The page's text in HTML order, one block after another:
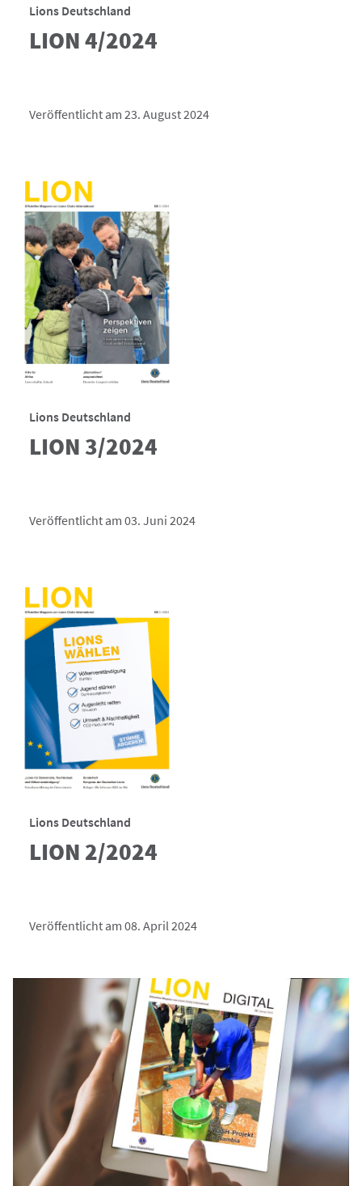
Lions Deutschland
LION 4/2024
Veröffentlicht am 23. August 2024
Lions Deutschland
LION 3/2024
Veröffentlicht am 03. Juni 2024
Lions Deutschland
LION 2/2024
Veröffentlicht am 08. April 2024